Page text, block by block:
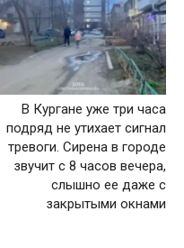
В Кургане уже три часа
подряд не утихает сигнал
тревоги. Сирена в городе
звучит с 8 часов вечера,
слышно ее даже с
закрытыми окнами